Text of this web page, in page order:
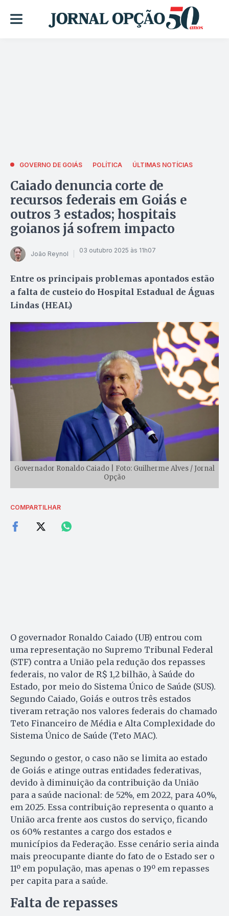
GOVERNO DE GOIÁS POLÍTICA ÚLTIMAS NOTÍCIAS
Caiado denuncia corte de
recursos federais em Goiás e
outros 3 estados; hospitais
goianos já sofrem impacto
João Reynol 03 outubro 2025 às 11h07
Entre os principais problemas apontados estão
a falta de custeio do Hospital Estadual de Águas
Lindas (HEAL)
Governador Ronaldo Caiado | Foto: Guilherme Alves / Jornal
Opção
COMPARTILHAR
O governador Ronaldo Caiado (UB) entrou com
uma representação no Supremo Tribunal Federal
(STF) contra a União pela redução dos repasses
federais, no valor de R$ 1,2 bilhão, à Saúde do
Estado, por meio do Sistema Único de Saúde (SUS).
Segundo Caiado, Goiás e outros três estados
tiveram retração nos valores federais do chamado
Teto Financeiro de Média e Alta Complexidade do
Sistema Único de Saúde (Teto MAC).
Segundo o gestor, o caso não se limita ao estado
de Goiás e atinge outras entidades federativas,
devido à diminuição da contribuição da União
para a saúde nacional: de 52%, em 2022, para 40%,
em 2025. Essa contribuição representa o quanto a
União arca frente aos custos do serviço, ficando
os 60% restantes a cargo dos estados e
municípios da Federação. Esse cenário seria ainda
mais preocupante diante do fato de o Estado ser o
11º em população, mas apenas o 19º em repasses
per capita para a saúde.
Falta de repasses